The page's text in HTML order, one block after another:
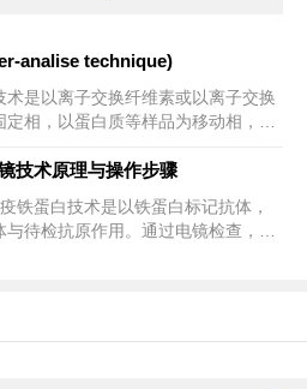
analise technique)
术是以离子交换纤维素或以离子交换
相，以蛋白质等样品为移动相，分
技术原理与操作步骤
铁蛋白技术是以铁蛋白标记抗体，
待检抗原作用。通过电镜检查，观